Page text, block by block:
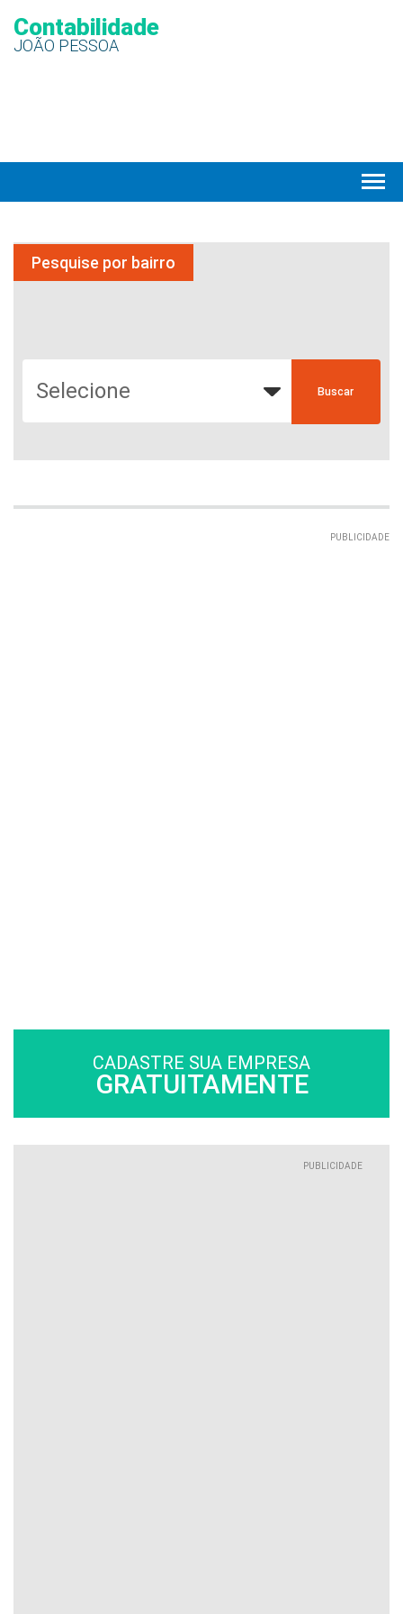
Contabilidade
JOÃO PESSOA
Pesquise por bairro
PUBLICIDADE
CADASTRE SUA EMPRESA
GRATUITAMENTE
PUBLICIDADE